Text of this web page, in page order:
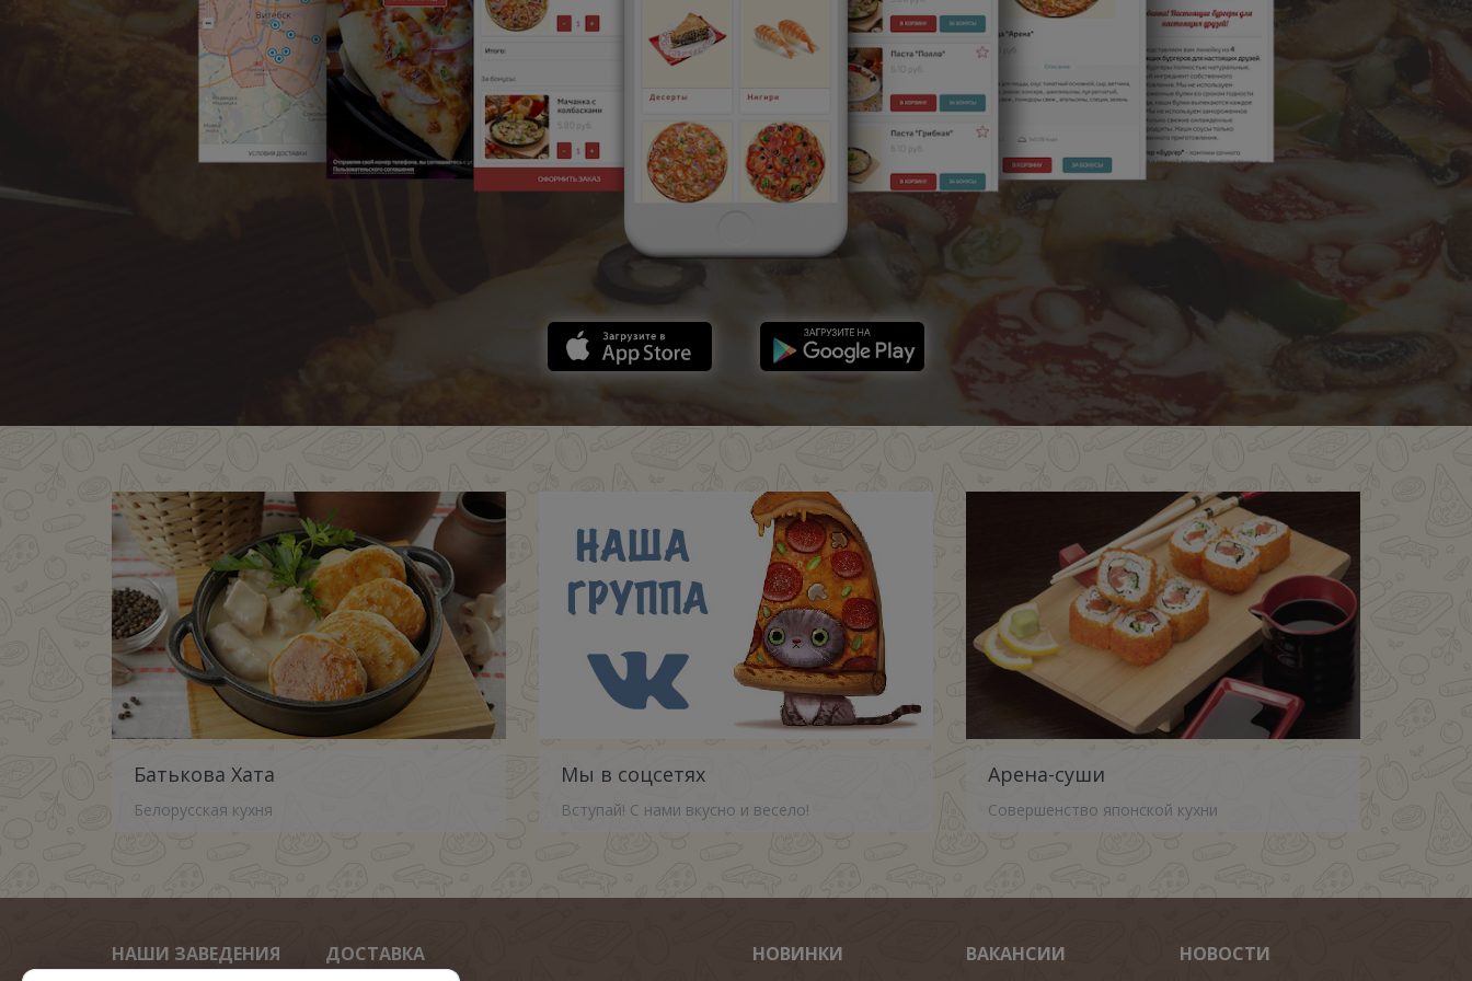
Батькова Хата
Белорусская кухня
Мы в соцсетях
Вступай! С нами вкусно и весело!
Арена-суши
Совершенство японской кухни
НАШИ ЗАВЕДЕНИЯ ДОСТАВКА НОВИНКИ ВАКАНСИИ НОВОСТИ